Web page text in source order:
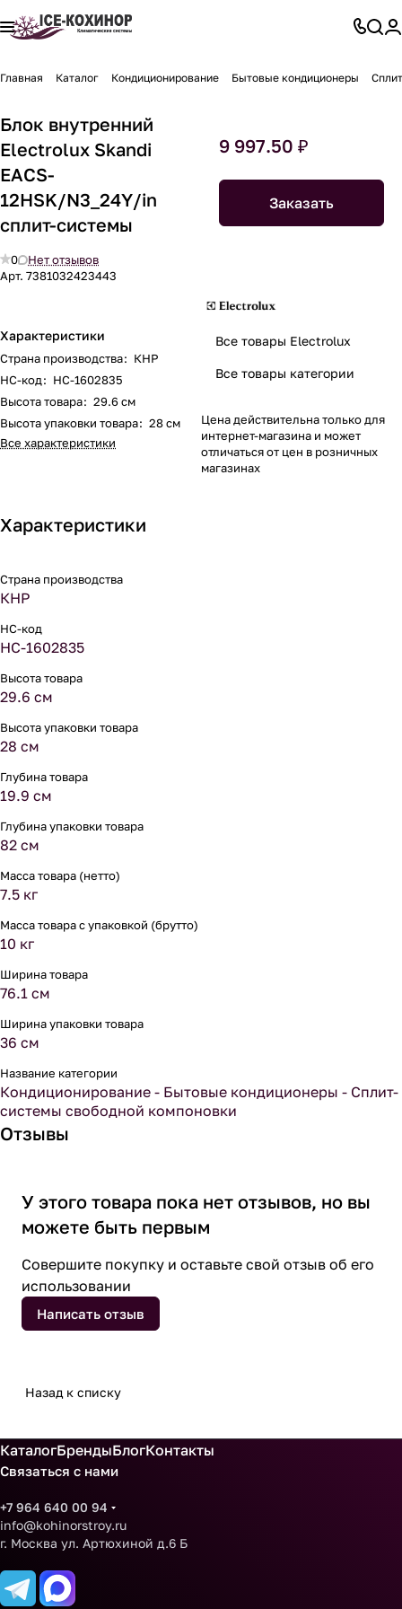
Главная Каталог Кондиционирование Бытовые кондиционеры
Блок внутренний
Electrolux Skandi
EACS-
12HSK/N3_24Y/in
сплит-системы
0
Нет отзывов
Арт. 7381032423443
Характеристики
Страна производства: КНР
НС-код: НС-1602835
Высота товара: 29.6 см
Высота упаковки товара: 28 см
Все характеристики
9 997.50 ₽
Заказать
Все товары Electrolux
Все товары категории
Цена действительна только для
интернет-магазина и может
отличаться от цен в розничных
магазинах
Характеристики
Страна производства
КНР
НС-код
НС-1602835
Высота товара
29.6 см
Высота упаковки товара
28 см
Глубина товара
19.9 см
Глубина упаковки товара
82 см
Масса товара (нетто)
7.5 кг
Масса товара с упаковкой (брутто)
10 кг
Ширина товара
76.1 см
Ширина упаковки товара
36 см
Название категории
Кондиционирование - Бытовые кондиционеры - Сплит-
системы свободной компоновки
Отзывы
У этого товара пока нет отзывов, но вы
можете быть первым
Совершите покупку и оставьте свой отзыв об его
использовании
Написать отзыв
Назад к списку
КаталогБрендыБлогКонтакты
Связаться с нами
+7 964 640 00 94
info@kohinorstroy.ru
г. Москва ул. Артюхиной д.6 Б